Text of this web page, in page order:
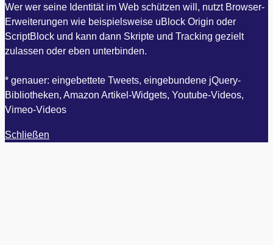
Wer wer seine Identität im Web schützen will, nutzt Browser-
Erweiterungen wie beispielsweise uBlock Origin oder
ScriptBlock und kann dann Skripte und Tracking gezielt
zulassen oder eben unterbinden.
* genauer: eingebettete Tweets, eingebundene jQuery-
Bibliotheken, Amazon Artikel-Widgets, Youtube-Videos,
Vimeo-Videos
Schließen